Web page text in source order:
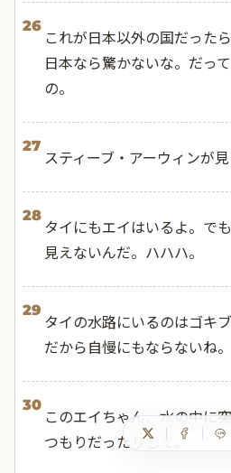
26
これが日本以外の国だった
日本なら驚かないな。だっ
の。
27
スティーブ・アーウィンが
28
タイにもエイはいるよ。で
見えないんだ。ハハハ。
29
タイの水路にいるのはゴキ
だから自慢にもならないね。
30
このエイちゃん、水の中に
つもりだったりして。